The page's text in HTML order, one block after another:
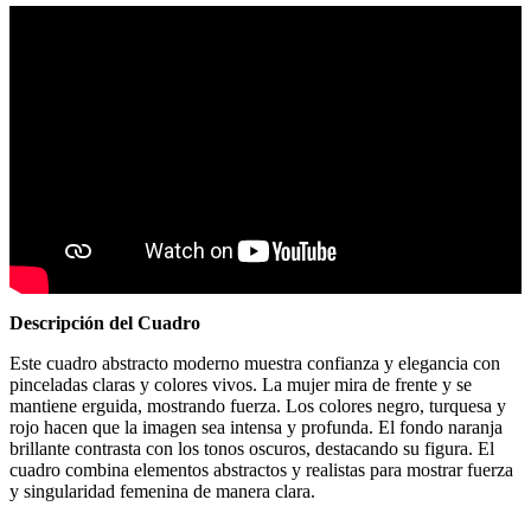
Descripción del Cuadro
Este cuadro abstracto moderno muestra confianza y elegancia con
pinceladas claras y colores vivos. La mujer mira de frente y se
mantiene erguida, mostrando fuerza. Los colores negro, turquesa y
rojo hacen que la imagen sea intensa y profunda. El fondo naranja
brillante contrasta con los tonos oscuros, destacando su figura. El
cuadro combina elementos abstractos y realistas para mostrar fuerza
y singularidad femenina de manera clara.